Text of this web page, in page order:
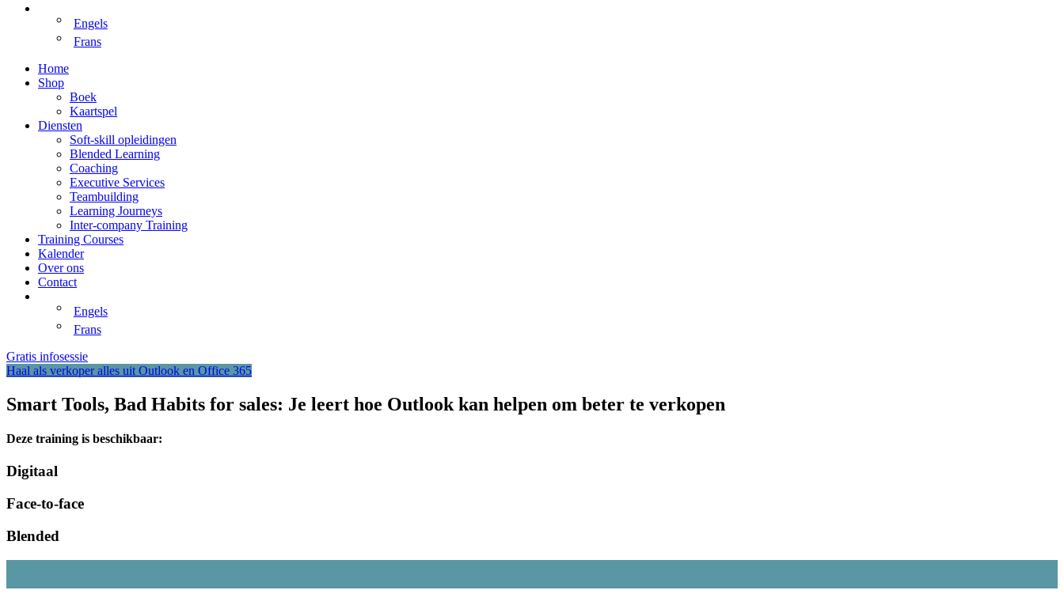
Engels
Frans
Home
Shop
Boek
Kaartspel
Diensten
Soft-skill opleidingen
Blended Learning
Coaching
Executive Services
Teambuilding
Learning Journeys
Inter-company Training
Training Courses
Kalender
Over ons
Contact
Engels
Frans
Gratis infosessie
Haal als verkoper alles uit Outlook en Office 365
Smart Tools, Bad Habits for sales: Je leert hoe Outlook kan helpen om beter te verkopen
Deze training is beschikbaar:
Digitaal
Face-to-face
Blended